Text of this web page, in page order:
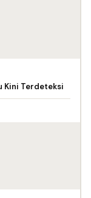
Kini Terdeteksi